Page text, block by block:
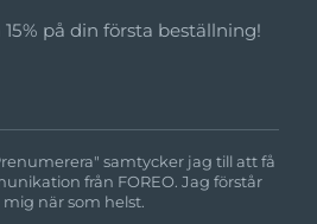
på din första beställning!
samtycker jag till att få
från FOREO. Jag förstår
när som helst.